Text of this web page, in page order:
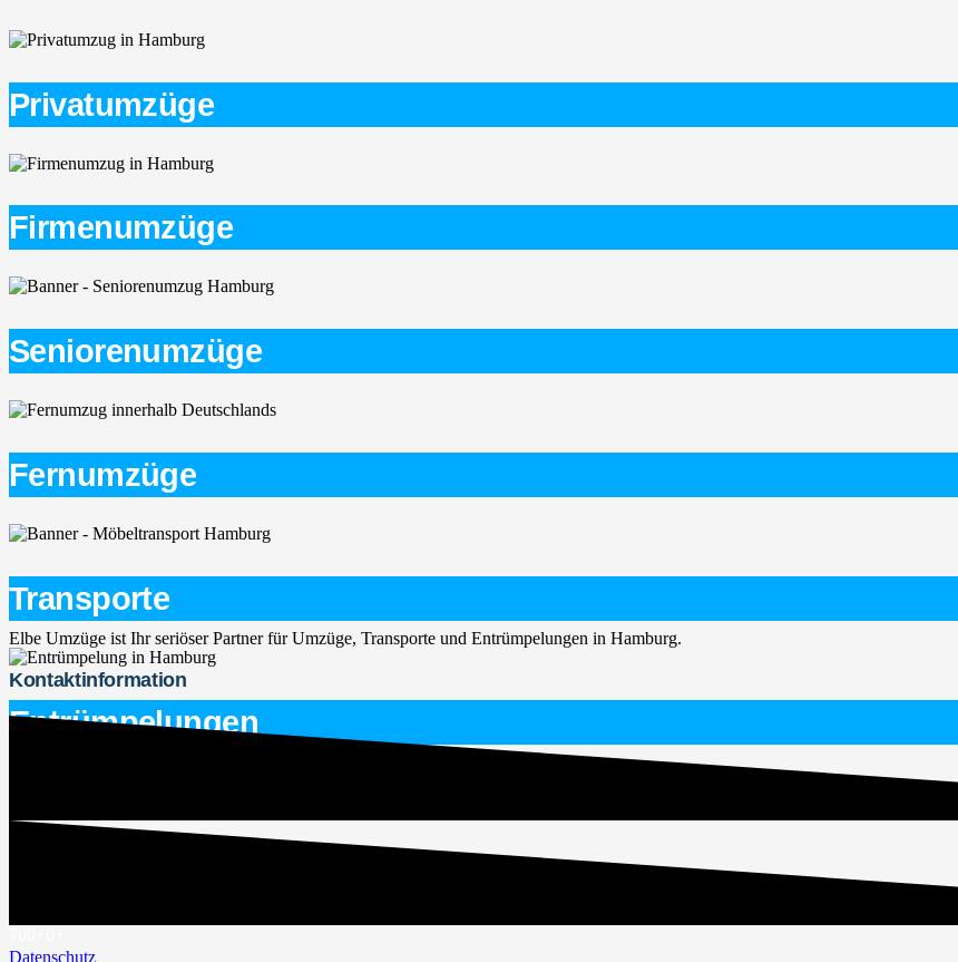
Privatumzüge
Firmenumzüge
Seniorenumzüge
Fernumzüge
Transporte
Entrümpelungen
Elbe Umzüge ist Ihr seriöser Partner für Umzüge, Transporte und Entrümpelungen in Hamburg.
Kontaktinformation
service@elbe-umzuege.de
Datenschutz